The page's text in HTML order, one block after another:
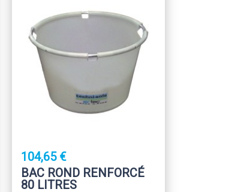
104,65 €
BAC ROND RENFORCÉ
80 LITRES